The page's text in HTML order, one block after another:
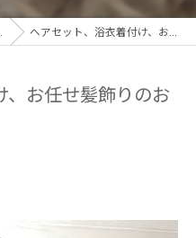
ヘアセット、浴衣着付け、お任せ髪飾りのお客様🐬
、お任せ髪飾りのお